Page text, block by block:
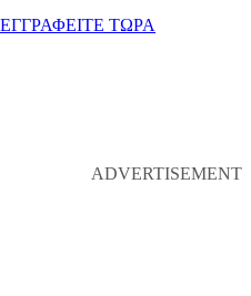
ΕΓΓΡΑΦΕΙΤΕ ΤΩΡΑ